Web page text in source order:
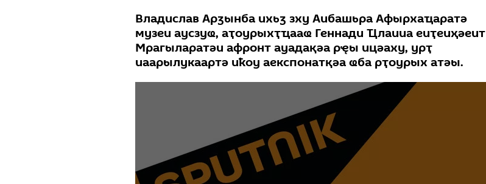
Владислав Арӡынба ихьӡ зху Аибашьра Афырхаҵаратә
музеи аусзуҩ, аҭоурыхҭҵааҩ Геннади Ҵлаииа еиҭеиҳәеит
Мрагыларатәи афронт ауадақәа рҿы ицәаху, урҭ
иаарылукаартә иҟоу аекспонатқәа ҩба рҭоурых атәы.